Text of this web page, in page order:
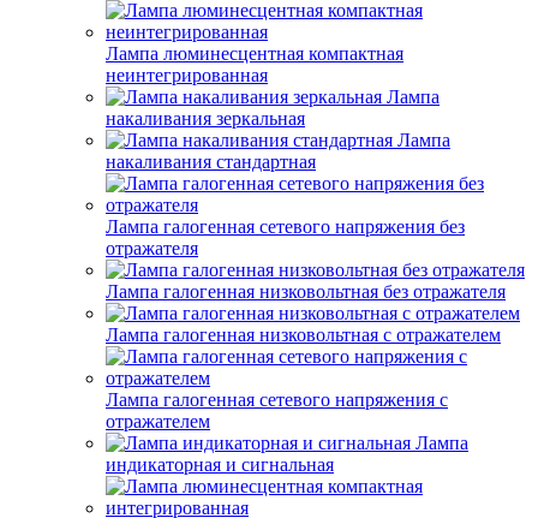
Лампа люминесцентная компактная
неинтегрированная
Лампа
накаливания зеркальная
Лампа
накаливания стандартная
Лампа галогенная сетевого напряжения без
отражателя
Лампа галогенная низковольтная без отражателя
Лампа галогенная низковольтная с отражателем
Лампа галогенная сетевого напряжения с
отражателем
Лампа
индикаторная и сигнальная